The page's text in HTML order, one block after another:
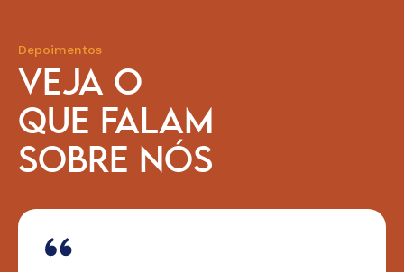
Depoimentos
VEJA O
QUE FALAM
SOBRE NÓS